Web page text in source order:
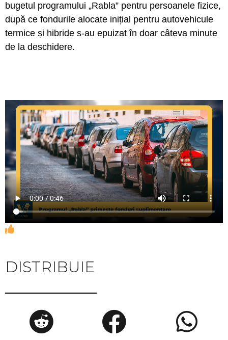
bugetul programului „Rabla” pentru persoanele fizice,
după ce fondurile alocate inițial pentru autovehicule
termice și hibride s-au epuizat în doar câteva minute
de la deschidere.
DISTRIBUIE